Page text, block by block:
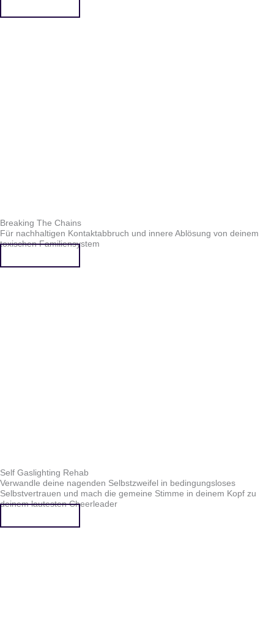
Breaking The Chains
Für nachhaltigen Kontaktabbruch und innere Ablösung von deinem
toxischen Familiensystem
Self Gaslighting Rehab
Verwandle deine nagenden Selbstzweifel in bedingungsloses
Selbstvertrauen und mach die gemeine Stimme in deinem Kopf zu
deinem lautesten Cheerleader